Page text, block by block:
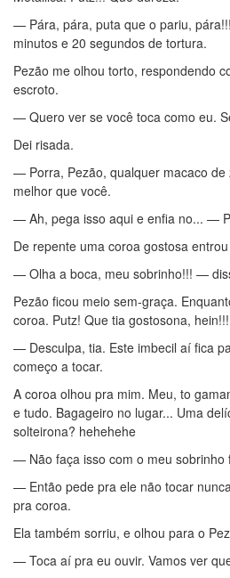
— Pára, pára, puta que o pariu,
minutos e 20 segundos de tortura.
Pezão me olhou torto, respondendo
escroto.
— Quero ver se você toca como eu.
Dei risada.
— Porra, Pezão, qualquer macaco de
melhor que você.
— Ah, pega isso aqui e enfia no... —
De repente uma coroa gostosa
— Olha a boca, meu sobrinho!!! —
Pezão ficou meio sem-graça.
coroa. Putz! Que tia gostosona,
— Desculpa, tia. Este imbecil aí fica
começo a tocar.
A coroa olhou pra mim. Meu, to
e tudo. Bagageiro no lugar... Uma
solteirona? hehehehe
— Não faça isso com o meu
— Então pede pra ele não tocar
pra coroa.
Ela também sorriu, e olhou para o
— Toca aí pra eu ouvir. Vamos ver